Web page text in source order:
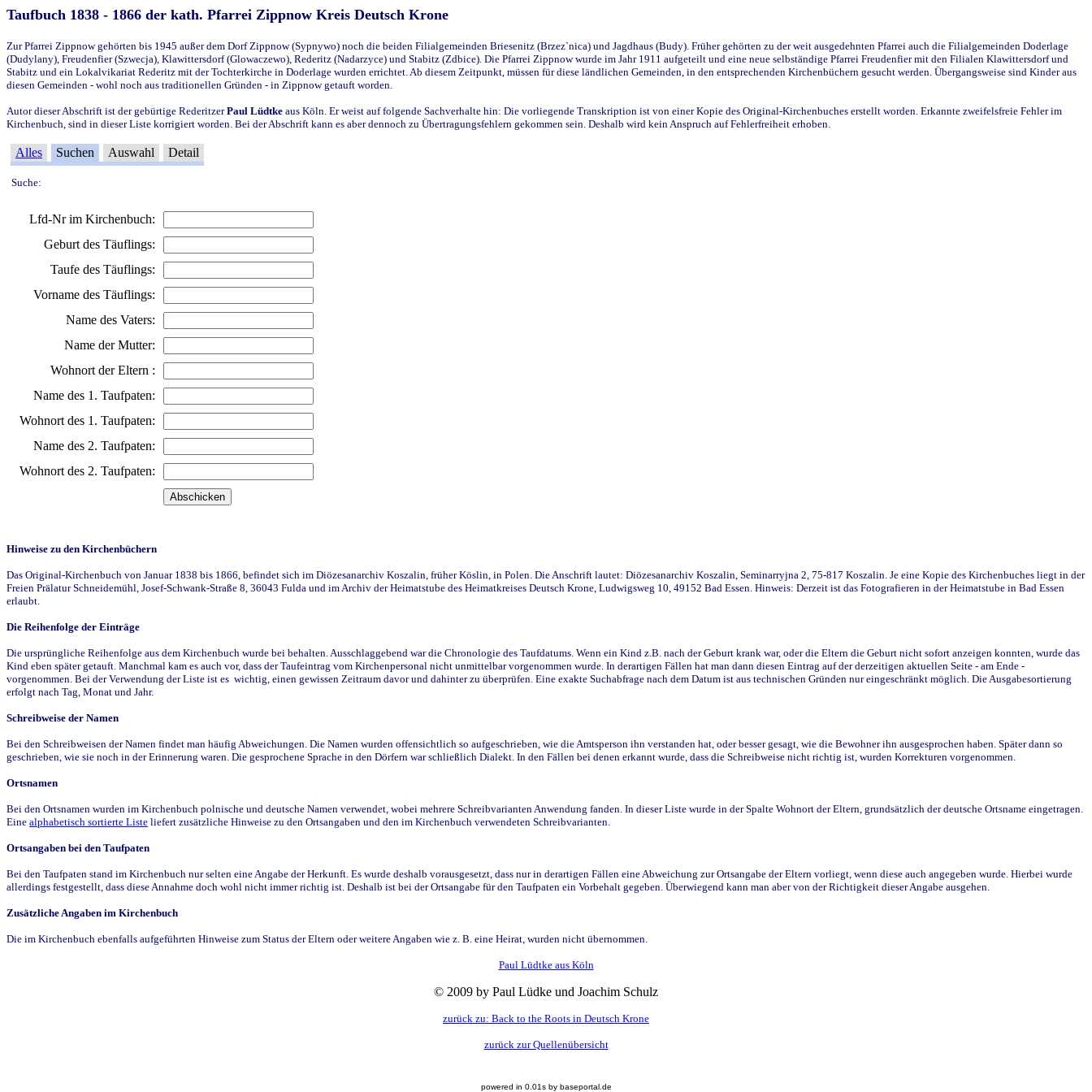
Taufbuch 1838 - 1866 der kath. Pfarrei Zippnow Kreis Deutsch Krone
Zur Pfarrei Zippnow gehörten bis 1945 außer dem Dorf Zippnow (Sypnywo) noch die beiden Filialgemeinden Briesenitz (Brzez`nica) und Jagdhaus (Budy). Früher gehörten zu der weit ausgedehnten Pfarrei auch die Filialgemeinden Doderlage
(Dudylany), Freudenfier (Szwecja), Klawittersdorf (Glowaczewo), Rederitz (Nadarzyce) und Stabitz (Zdbice). Die Pfarrei Zippnow wurde im Jahr 1911 aufgeteilt und eine neue selbständige Pfarrei Freudenfier mit den Filialen Klawittersdorf und
Stabitz und ein Lokalvikariat Rederitz mit der Tochterkirche in Doderlage wurden errichtet. Ab diesem Zeitpunkt, müssen für diese ländlichen Gemeinden, in den entsprechenden Kirchenbüchern gesucht werden. Übergangsweise sind Kinder aus
diesen Gemeinden - wohl noch aus traditionellen Gründen - in Zippnow getauft worden.
Autor dieser Abschrift ist der gebürtige RederitzerPaul Lüdtke aus Köln. Er weist auf folgende Sachverhalte hin: Die vorliegende Transkription ist von einer Kopie des Original-Kirchenbuches erstellt worden. Erkannte zweifelsfreie Fehler im
Kirchenbuch, sind in dieser Liste korrigiert worden. Bei der Abschrift kann es aber dennoch zu Übertragungsfehlern gekommen sein. Deshalb wird kein Anspruch auf Fehlerfreiheit erhoben.
Alles Suchen Auswahl Detail
Suche:
Lfd-Nr im Kirchenbuch:
Geburt des Täuflings:
Taufe des Täuflings:
Vorname des Täuflings:
Name des Vaters:
Name der Mutter:
Wohnort der Eltern :
Name des 1. Taufpaten:
Wohnort des 1. Taufpaten:
Name des 2. Taufpaten:
Wohnort des 2. Taufpaten:
Hinweise zu den Kirchenbüchern
Das Original-Kirchenbuch von Januar 1838 bis 1866, befindet sich im Diözesanarchiv Koszalin, früher Köslin, in Polen. Die Anschrift lautet: Diözesanarchiv Koszalin, Seminarryjna 2, 75-817 Koszalin. Je eine Kopie des Kirchenbuches liegt in der
Freien Prälatur Schneidemühl, Josef-Schwank-Straße 8, 36043 Fulda und im Archiv der Heimatstube des Heimatkreises Deutsch Krone, Ludwigsweg 10, 49152 Bad Essen. Hinweis: Derzeit ist das Fotografieren in der Heimatstube in Bad Essen
erlaubt.
Die Reihenfolge der Einträge
Die ursprüngliche Reihenfolge aus dem Kirchenbuch wurde bei behalten. Ausschlaggebend war die Chronologie des Taufdatums. Wenn ein Kind z.B. nach der Geburt krank war, oder die Eltern die Geburt nicht sofort anzeigen konnten, wurde das
Kind eben später getauft. Manchmal kam es auch vor, dass der Taufeintrag vom Kirchenpersonal nicht unmittelbar vorgenommen wurde. In derartigen Fällen hat man dann diesen Eintrag auf der derzeitigen aktuellen Seite - am Ende -
vorgenommen. Bei der Verwendung der Liste ist es wichtig, einen gewissen Zeitraum davor und dahinter zu überprüfen. Eine exakte Suchabfrage nach dem Datum ist aus technischen Gründen nur eingeschränkt möglich. Die Ausgabesortierung
erfolgt nach Tag, Monat und Jahr.
Schreibweise der Namen
Bei den Schreibweisen der Namen findet man häufig Abweichungen. Die Namen wurden offensichtlich so aufgeschrieben, wie die Amtsperson ihn verstanden hat, oder besser gesagt, wie die Bewohner ihn ausgesprochen haben. Später dann so
geschrieben, wie sie noch in der Erinnerung waren. Die gesprochene Sprache in den Dörfern war schließlich Dialekt. In den Fällen bei denen erkannt wurde, dass die Schreibweise nicht richtig ist, wurden Korrekturen vorgenommen.
Ortsnamen
Bei den Ortsnamen wurden im Kirchenbuch polnische und deutsche Namen verwendet, wobei mehrere Schreibvarianten Anwendung fanden. In dieser Liste wurde in der Spalte Wohnort der Eltern, grundsätzlich der deutsche Ortsname eingetragen.
Eine alphabetisch sortierte Liste liefert zusätzliche Hinweise zu den Ortsangaben und den im Kirchenbuch verwendeten Schreibvarianten.
Ortsangaben bei den Taufpaten
Bei den Taufpaten stand im Kirchenbuch nur selten eine Angabe der Herkunft. Es wurde deshalb vorausgesetzt, dass nur in derartigen Fällen eine Abweichung zur Ortsangabe der Eltern vorliegt, wenn diese auch angegeben wurde. Hierbei wurde
allerdings festgestellt, dass diese Annahme doch wohl nicht immer richtig ist. Deshalb ist bei der Ortsangabe für den Taufpaten ein Vorbehalt gegeben. Überwiegend kann man aber von der Richtigkeit dieser Angabe ausgehen.
Zusätzliche Angaben im Kirchenbuch
Die im Kirchenbuch ebenfalls aufgeführten Hinweise zum Status der Eltern oder weitere Angaben wie z. B. eine Heirat, wurden nicht übernommen.
Paul Lüdtke aus Köln
© 2009 by Paul Lüdke und Joachim Schulz
zurück zu: Back to the Roots in Deutsch Krone
zurück zur Quellenübersicht
powered in 0.01s by baseportal.de